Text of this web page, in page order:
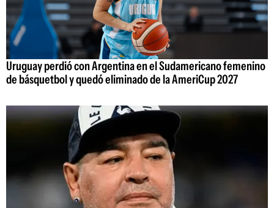
Uruguay perdió con Argentina en el Sudamericano femenino
de básquetbol y quedó eliminado de la AmeriCup 2027